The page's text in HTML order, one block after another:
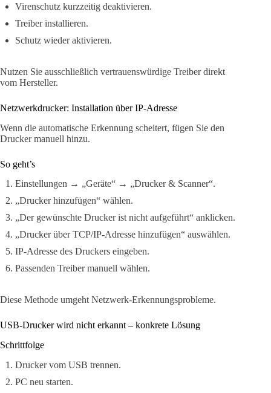
Virenschutz kurzzeitig deaktivieren.
Treiber installieren.
Schutz wieder aktivieren.
Nutzen Sie ausschließlich vertrauenswürdige Treiber direkt
vom Hersteller.
Netzwerkdrucker: Installation über IP-Adresse
Wenn die automatische Erkennung scheitert, fügen Sie den
Drucker manuell hinzu.
So geht’s
Einstellungen → „Geräte“ → „Drucker & Scanner“.
„Drucker hinzufügen“ wählen.
„Der gewünschte Drucker ist nicht aufgeführt“ anklicken.
„Drucker über TCP/IP-Adresse hinzufügen“ auswählen.
IP-Adresse des Druckers eingeben.
Passenden Treiber manuell wählen.
Diese Methode umgeht Netzwerk-Erkennungsprobleme.
USB-Drucker wird nicht erkannt – konkrete Lösung
Schrittfolge
Drucker vom USB trennen.
PC neu starten.